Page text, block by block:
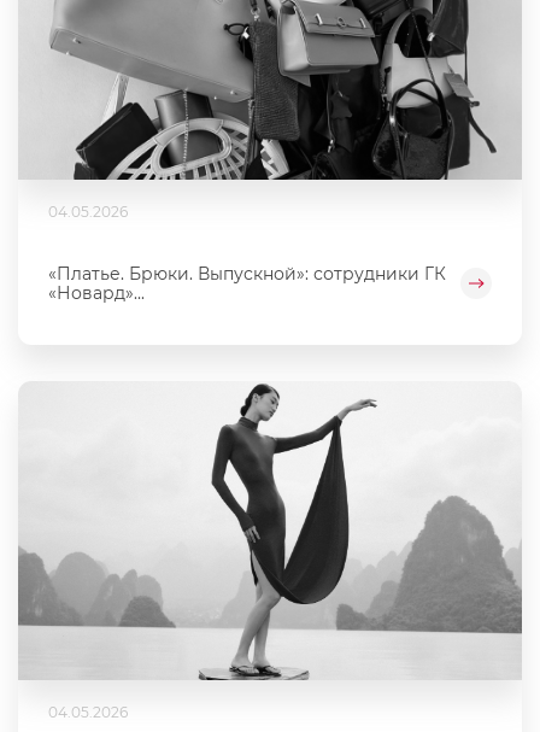
04.05.2026
«Платье. Брюки. Выпускной»: сотрудники ГК
«Новард»...
04.05.2026